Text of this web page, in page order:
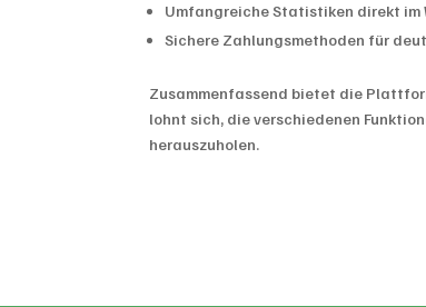
Umfangreiche Statistiken direkt im
Sichere Zahlungsmethoden für
Zusammenfassend bietet die
lohnt sich, die verschiedenen
herauszuholen.